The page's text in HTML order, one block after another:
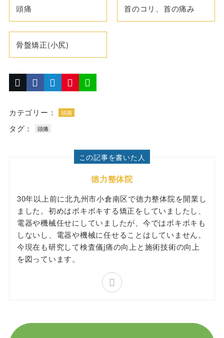
頭痛 首のコリ、首の痛み
骨盤矯正(小尻)
カテゴリー： 頭痛
タグ： 頭痛
この記事を書いた人
徳力整体院
30年以上前に北九州市小倉南区で徳力整体院を開業し
ました。初めはボキボキする矯正をしていましたし、
電器や機械任せにしていましたが、今ではボキボキも
しないし、電器や機械に任せることはしていません。
今現在も研究して検査儀j痛の向上と施術技術の向上
を図っています。